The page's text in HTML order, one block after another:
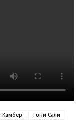
Камбер Тони Сали